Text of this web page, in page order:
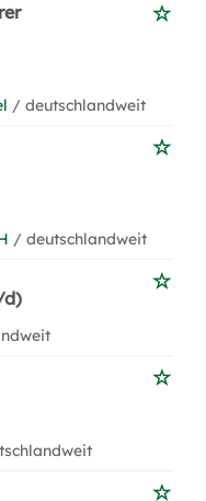
/ deutschlandweit
/ deutschlandweit
d)